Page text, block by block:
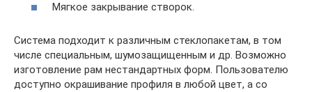
Мягкое закрывание створок.
Система подходит к различным стеклопакетам, в том
числе специальным, шумозащищенным и др. Возможно
изготовление рам нестандартных форм. Пользователю
доступно окрашивание профиля в любой цвет, а со